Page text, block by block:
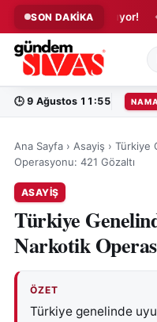
SON DAKİKA
o çalışıyor! ◆
🕒 9 Ağustos 11:55
Ana Sayfa › Asayiş › Türkiye
Operasyonu: 421 Gözaltı
ASAYIŞ
Türkiye
Narkotik
ÖZET
Türkiye genelinde